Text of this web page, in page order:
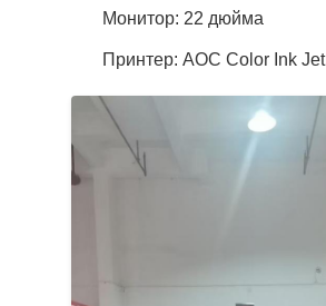
Монитор: 22 дюйма
Принтер: AOC Color Ink Jet